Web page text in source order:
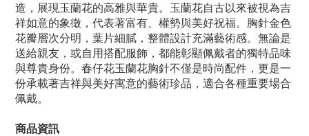
造，展現玉蘭花的高雅與華貴。玉蘭花自古以來被視為吉
祥如意的象徵，代表著富有、權勢與美好祝福。胸針金色
花瓣層次分明，葉片細膩，整體設計充滿藝術感。無論是
送給親友，或自用搭配服飾，都能彰顯佩戴者的獨特品味
與尊貴身份。春仔花玉蘭花胸針不僅是時尚配件，更是一
份承載著吉祥與美好寓意的藝術珍品，適合各種重要場合
佩戴。
商品資訊